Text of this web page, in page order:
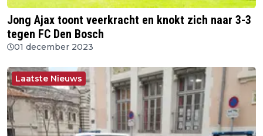
Jong Ajax toont veerkracht en knokt zich naar 3-3
tegen FC Den Bosch
01 december 2023
Laatste Nieuws